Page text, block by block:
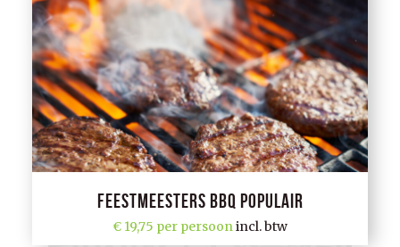
Feestmeesters BBQ Populair
19,75 per persoonincl. btw